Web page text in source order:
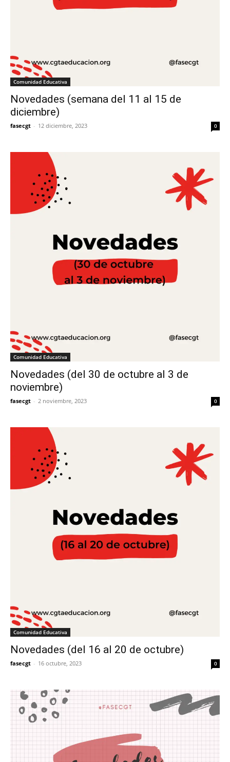
Comunidad Educativa
Novedades (semana del 11 al 15 de
diciembre)
fasecgt - 12 diciembre, 2023 0
Comunidad Educativa
Novedades (del 30 de octubre al 3 de
noviembre)
fasecgt - 2 noviembre, 2023 0
Comunidad Educativa
Novedades (del 16 al 20 de octubre)
fasecgt - 16 octubre, 2023 0